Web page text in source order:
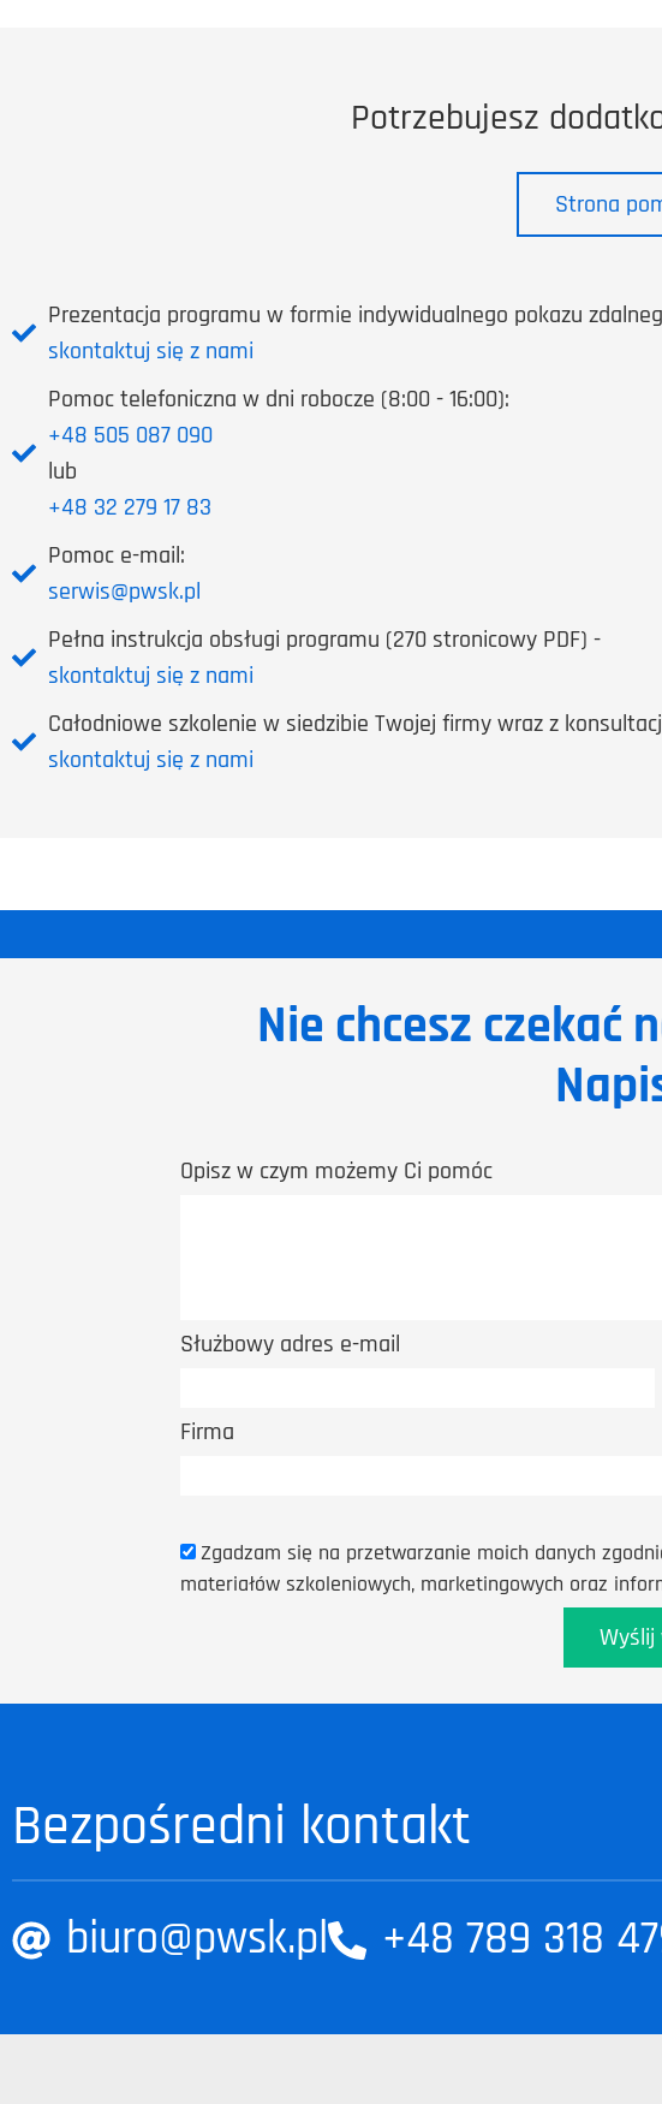
Potrzebujesz
Strona
Prezentacja programu w formie indywidualnego pokazu
skontaktuj się z nami
Pomoc telefoniczna w dni robocze (8:00 - 16:00):
+48 505 087 090
lub
+48 32 279 17 83
Pomoc e-mail:
serwis@pwsk.pl
Pełna instrukcja obsługi programu (270 stronicowy PDF) -
skontaktuj się z nami
Całodniowe szkolenie w siedzibie Twojej firmy wraz z
skontaktuj się z nami
Nie chcesz czekać
Opisz w czym możemy Ci pomóc
Służbowy adres e-mail
Firma
Zgadzam się na przetwarzanie moich danych
materiałów szkoleniowych, marketingowych oraz
Bezpośredni kontakt
biuro@pwsk.pl +48 789 318